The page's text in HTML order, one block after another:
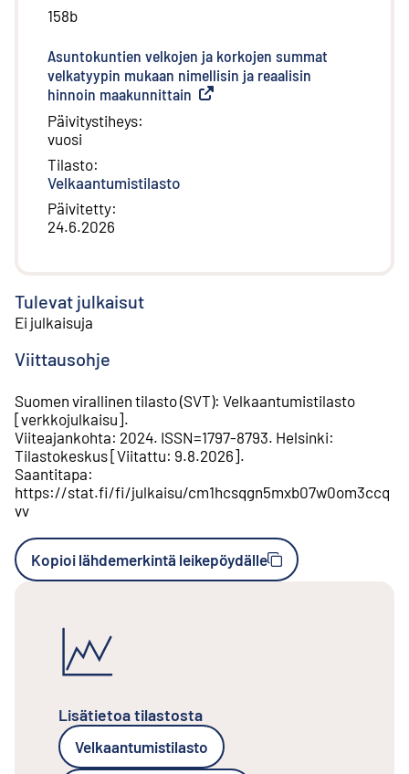
158b
Asuntokuntien velkojen ja korkojen summat
velkatyypin mukaan nimellisin ja reaalisin
hinnoin maakunnittain Ulkoinen linkki
Päivitystiheys:
vuosi
Tilasto:
Velkaantumistilasto
Päivitetty:
24.6.2026
Tulevat julkaisut
Ei julkaisuja
Viittausohje
Suomen virallinen tilasto (SVT): Velkaantumistilasto
[verkkojulkaisu].
Viiteajankohta: 2024. ISSN=1797-8793. Helsinki:
Tilastokeskus [Viitattu: 9.8.2026].
Saantitapa:
https://stat.fi/fi/julkaisu/cm1hcsqgn5mxb07w0om3ccq
vv
Kopioi lähdemerkintä leikepöydälle
Lisätietoa tilastosta
Velkaantumistilasto